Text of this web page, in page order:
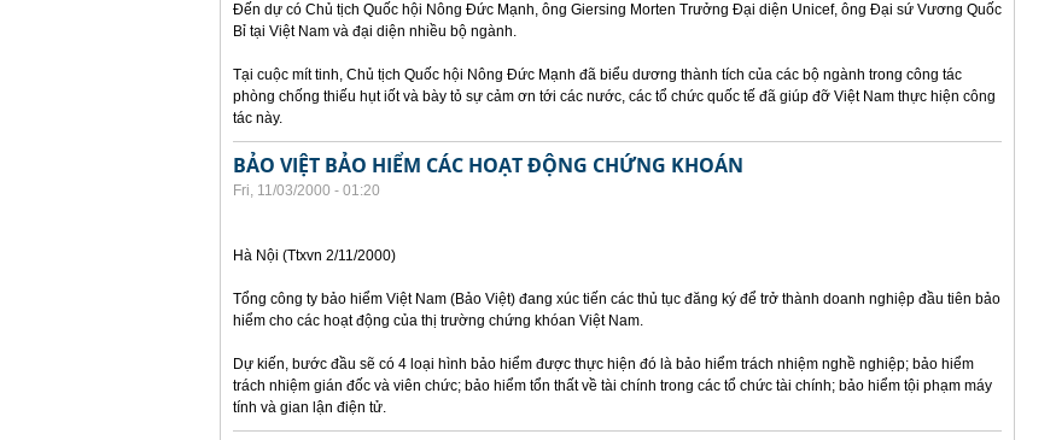
Đến dự có Chủ tịch Quốc hội Nông Đức Mạnh, ông Giersing Morten Trưởng Đại diện Unicef, ông Đại sứ Vương Quốc
Bỉ tại Việt Nam và đại diện nhiều bộ ngành.
Tại cuộc mít tinh, Chủ tịch Quốc hội Nông Đức Mạnh đã biểu dương thành tích của các bộ ngành trong công tác
phòng chống thiếu hụt iốt và bày tỏ sự cảm ơn tới các nước, các tổ chức quốc tế đã giúp đỡ Việt Nam thực hiện công
tác này.
BẢO VIỆT BẢO HIỂM CÁC HOẠT ĐỘNG CHỨNG KHOÁN
Fri, 11/03/2000 - 01:20
Hà Nội (Ttxvn 2/11/2000)
Tổng công ty bảo hiểm Việt Nam (Bảo Việt) đang xúc tiến các thủ tục đăng ký để trở thành doanh nghiệp đầu tiên bảo
hiểm cho các hoạt động của thị trường chứng khóan Việt Nam.
Dự kiến, bước đầu sẽ có 4 loại hình bảo hiểm được thực hiện đó là bảo hiểm trách nhiệm nghề nghiệp; bảo hiểm
trách nhiệm gián đốc và viên chức; bảo hiểm tổn thất về tài chính trong các tổ chức tài chính; bảo hiểm tội phạm máy
tính và gian lận điện tử.